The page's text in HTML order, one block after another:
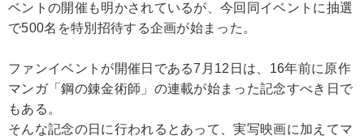
ベントの開催も明かされているが、今回同イベントに抽選
で500名を特別招待する企画が始まった。
ファンイベントが開催日である7月12日は、16年前に原作
マンガ「鋼の錬金術師」の連載が始まった記念すべき日で
もある。
そんな記念の日に行われるとあって、実写映画に加えてマ